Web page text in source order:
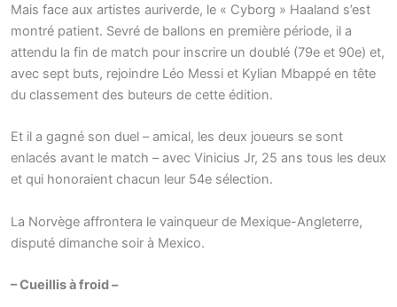
Mais face aux artistes auriverde, le « Cyborg » Haaland s’est
montré patient. Sevré de ballons en première période, il a
attendu la fin de match pour inscrire un doublé (79e et 90e) et,
avec sept buts, rejoindre Léo Messi et Kylian Mbappé en tête
du classement des buteurs de cette édition.
Et il a gagné son duel – amical, les deux joueurs se sont
enlacés avant le match – avec Vinicius Jr, 25 ans tous les deux
et qui honoraient chacun leur 54e sélection.
La Norvège affrontera le vainqueur de Mexique-Angleterre,
disputé dimanche soir à Mexico.
– Cueillis à froid –